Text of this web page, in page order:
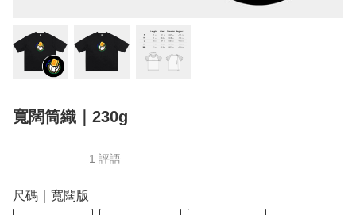
寬闊筒織｜230g
1 評語
尺碼｜寬闊版